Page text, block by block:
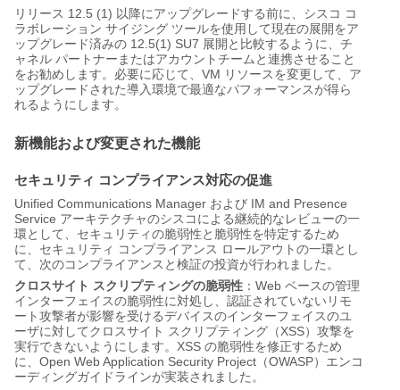
リリース 12.5 (1) 以降にアップグレードする前に、シスコ コ
ラボレーション サイジング ツールを使用して現在の展開をア
ップグレード済みの 12.5(1) SU7 展開と比較するように、チ
ャネル パートナーまたはアカウントチームと連携させること
をお勧めします。必要に応じて、VM リソースを変更して、ア
ップグレードされた導入環境で最適なパフォーマンスが得ら
れるようにします。
新機能および変更された機能
セキュリティ コンプライアンス対応の促進
Unified Communications Manager および IM and Presence
Service アーキテクチャのシスコによる継続的なレビューの一
環として、セキュリティの脆弱性と脆弱性を特定するため
に、セキュリティ コンプライアンス ロールアウトの一環とし
て、次のコンプライアンスと検証の投資が行われました。
クロスサイト スクリプティングの脆弱性 ：Web ベースの管理
インターフェイスの脆弱性に対処し、認証されていないリモ
ート攻撃者が影響を受けるデバイスのインターフェイスのユ
ーザに対してクロスサイト スクリプティング（XSS）攻撃を
実行できないようにします。XSS の脆弱性を修正するため
に、Open Web Application Security Project（OWASP）エンコ
ーディングガイドラインが実装されました。